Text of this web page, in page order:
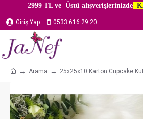
2999 TL ve Üstü alışverişlerinizde
Giriş Yap 0533 616 29 20
Arama 25x25x10 Karton Cupcake